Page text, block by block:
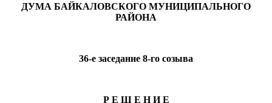
ДУМА БАЙКАЛОВСКОГО МУНИЦИПАЛЬНОГО
РАЙОНА
36-е заседание 8-го созыва
Р Е Ш Е Н И Е